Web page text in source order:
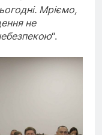
Мріємо,
не
“.